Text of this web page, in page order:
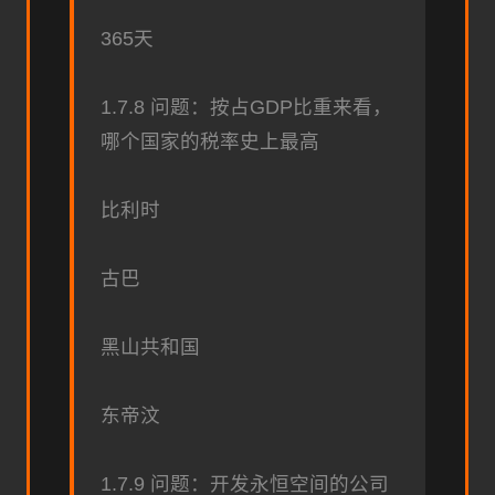
365天
1.7.8 问题：按占GDP比重来看，
哪个国家的税率史上最高
比利时
古巴
黑山共和国
东帝汶
1.7.9 问题：开发永恒空间的公司